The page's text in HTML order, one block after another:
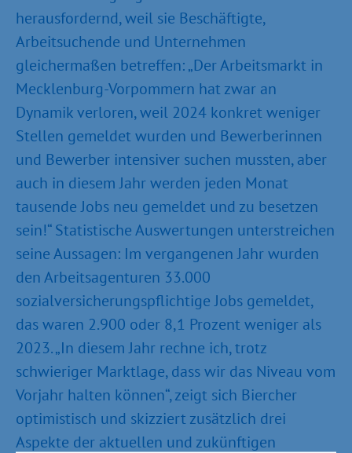
herausfordernd, weil sie Beschäftigte,
Arbeitsuchende und Unternehmen
gleichermaßen betreffen: „Der Arbeitsmarkt in
Mecklenburg-Vorpommern hat zwar an
Dynamik verloren, weil 2024 konkret weniger
Stellen gemeldet wurden und Bewerberinnen
und Bewerber intensiver suchen mussten, aber
auch in diesem Jahr werden jeden Monat
tausende Jobs neu gemeldet und zu besetzen
sein!“ Statistische Auswertungen unterstreichen
seine Aussagen: Im vergangenen Jahr wurden
den Arbeitsagenturen 33.000
sozialversicherungspflichtige Jobs gemeldet,
das waren 2.900 oder 8,1 Prozent weniger als
2023. „In diesem Jahr rechne ich, trotz
schwieriger Marktlage, dass wir das Niveau vom
Vorjahr halten können“, zeigt sich Biercher
optimistisch und skizziert zusätzlich drei
Aspekte der aktuellen und zukünftigen